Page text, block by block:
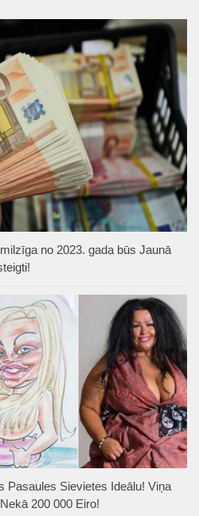
no 2023. gada būs Jaunā
Pasaules Sievietes Ideālu! Viņa
200 000 Eiro!